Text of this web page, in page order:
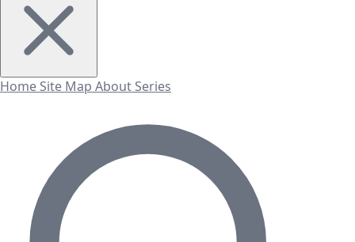
Home Site Map About Series